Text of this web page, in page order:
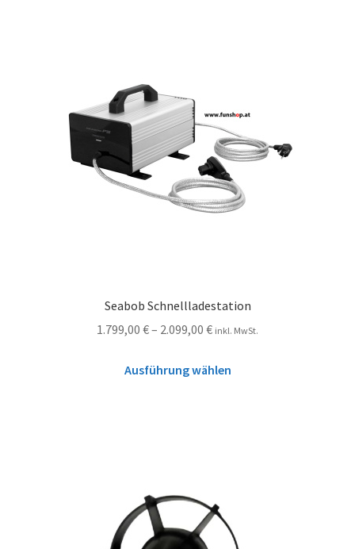
Seabob Schnellladestation
1.799,00 €– 2.099,00 € inkl. MwSt.
Ausführung wählen